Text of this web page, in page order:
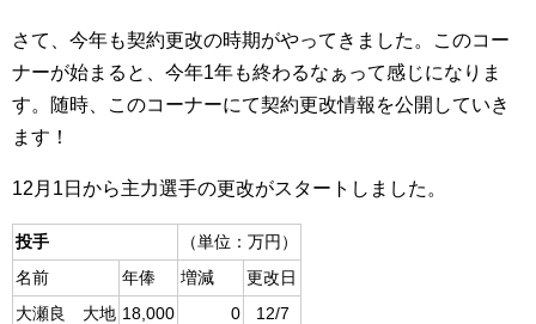
さて、今年も契約更改の時期がやってきました。このコー
ナーが始まると、今年1年も終わるなぁって感じになりま
す。随時、このコーナーにて契約更改情報を公開していき
ます！
12月1日から主力選手の更改がスタートしました。
投手 （単位：万円）
名前 年俸 増減
更改日
大瀬良 大地 18,000 0
12/7